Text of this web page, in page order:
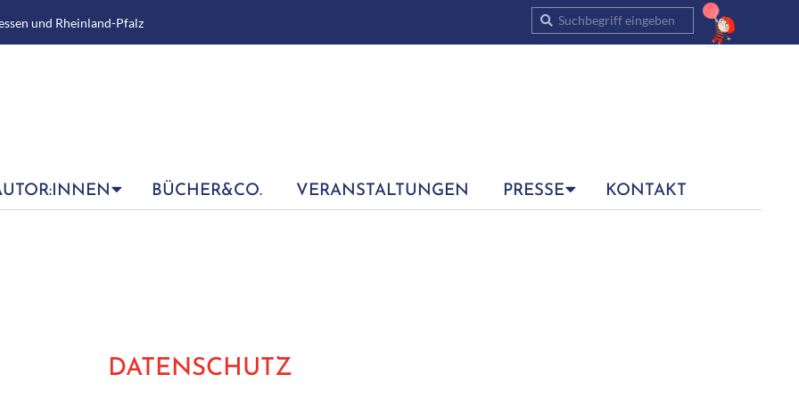
und Rheinland-Pfalz
Suche
BÜCHER&CO. VERANSTALTUNGEN PRESSE KONTAKT
DATENSCHUTZ